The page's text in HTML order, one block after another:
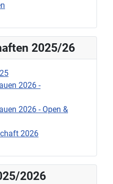
2025/26
2026 -
2026 - Open &
2026
2026